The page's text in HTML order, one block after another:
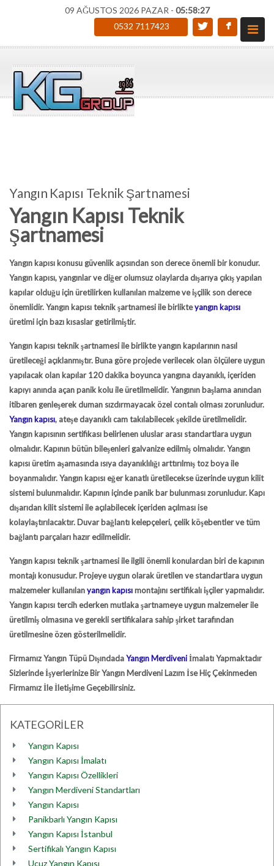
09 AĞUSTOS 2026 PAZAR - 05:58:28
0532 7117423
Yangın Kapısı Teknik Şartnamesi
Yangın Kapısı Teknik
Şartnamesi
Yangın kapısı konusu güvenlik açısından son derece önemli bir konudur.
Yangın kapısı, yangınlar ve diğer olumsuz olaylarda dışarıya çıkış yapılan
kapılar olduğu için üretilirken kullanılan malzeme ve işçilik son derece
önemlidir.Yangın kapısı teknik şartnamesiile birlikteyangın kapısı
üretimi için bazı kısaslar getirilmiştir.
Yangın kapısı teknik şartnamesiile birlikte yangın kapılarının nasıl
üretileceği açıklanmıştır. Buna göre projede verilecek olan ölçülere uygun
yapılacak olan kapılar 120 dakika boyunca yangına dayanıklı, içeriden
kapıyı anında açan panik kolu ile üretilmelidir. Yangının başlama anından
itibaren genleşerek duman sızdırmayacak özel contalı olması zorunludur.
Yangın kapısı, ateşe dayanıklı cam takılabilecek şekilde üretilmelidir.
Yangın kapısının sertifikası belirlenen uluslar arası standartlara uygun
olmalıdır. Kapının bütün bileşenleri galvanize edilmiş olmalıdır.Yangın
kapısıüretim aşamasında ısıya dayanıklılığı arttırılmış toz boya ile
boyanmalıdır.Yangın kapısı eğer kanatlı üretilecekse üzerinde uygun kilit
sistemi bulunmalıdır. Kapının içinde panik bar bulunması zorunludur. Kapı
dışarıdan kilit sistemi ile açılabilecek içeriden açılması ise
kolaylaştırılacaktır. Duvar bağlantı kelepçeleri, çelik köşebentler ve tüm
bağlantı parçaları hazır edilmelidir.
Yangın kapısı teknik şartnamesiile ilgili önemli konulardan biri de kapının
montajı konusudur. Projeye uygun olarak üretilen ve standartlara uygun
malzemeler kullanılanyangın kapısımontajını sertifikalı işçiler yapmalıdır.
Yangın kapısıtercih ederken mutlaka şartnameye uygun malzemeler ile
üretilmiş olmasına ve gerekli sertifikalara sahip şirket tarafından
üretilmesine özen gösterilmelidir.
Firmamız Yangın Tüpü DışındadaYangın Merdiveniİmalatı Yapmaktadır
Sizlerinde İşyerlerinize Bir Yangın Merdiveni Lazım İse Hiç Çekinmeden
Firmamız İle İletişime Geçebilirsiniz.
KATEGORİLER
Yangın Kapısı
Yangın Kapısı İmalatı
Yangın Kapısı Özellikleri
Yangın Merdiveni Standartları
Yangın Kapısı
Panikbarlı Yangın Kapısı
Yangın Kapısı İstanbul
Sertifikalı Yangın Kapısı
Ucuz Yangın Kapısı